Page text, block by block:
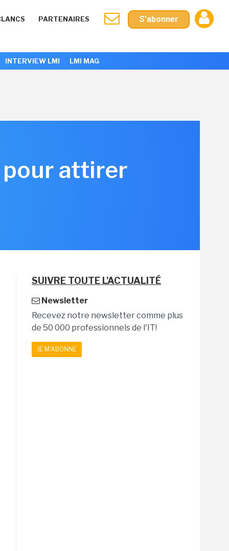
PARTENAIRES S'abonner
INTERVIEW LMI LMI MAG
pour attirer
SUIVRE TOUTE L'ACTUALITÉ
Newsletter
Recevez notre newsletter comme plus
de 50 000 professionnels de l'IT!
JE M'ABONNE